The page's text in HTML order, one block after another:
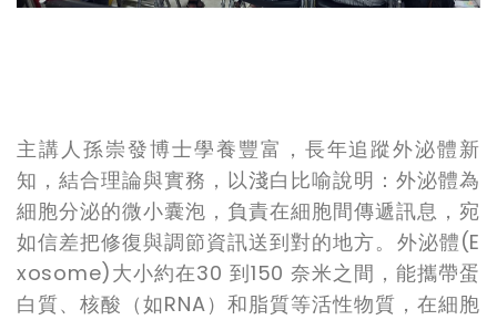
主講人孫崇發博士學養豐富，長年追蹤外泌體新
知，結合理論與實務，以淺白比喻說明：外泌體為
細胞分泌的微小囊泡，負責在細胞間傳遞訊息，宛
如信差把修復與調節資訊送到對的地方。外泌體(E
xosome)大小約在30 到150奈米之間，能攜帶蛋
白質、核酸（如RNA）和脂質等活性物質，在細胞